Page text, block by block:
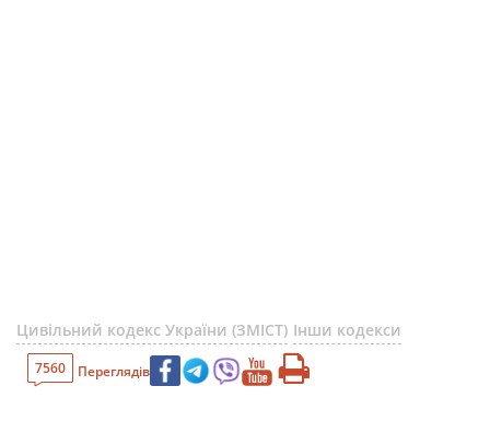
Цивільний кодекс України (ЗМІСТ) Інши кодекси
7560 Переглядів